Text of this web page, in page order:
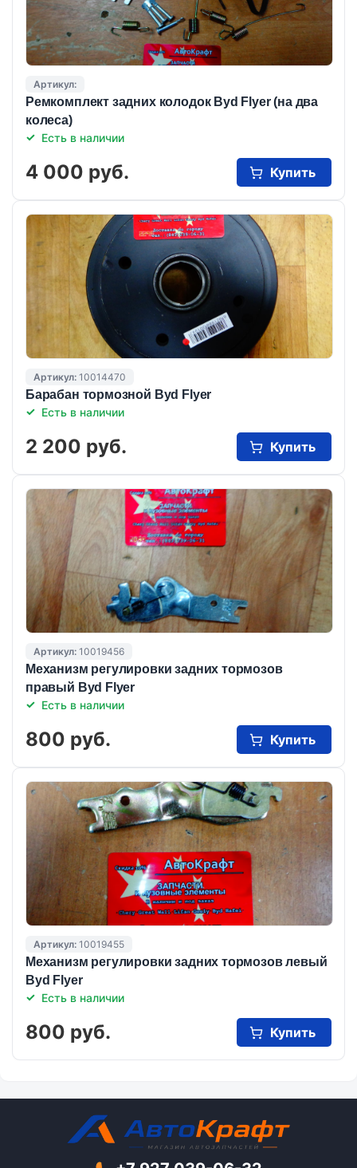
Артикул:
Ремкомплект задних колодок Byd Flyer (на два
колеса)
Есть в наличии
4 000 руб. Купить
Артикул: 10014470
Барабан тормозной Byd Flyer
Есть в наличии
2 200 руб. Купить
Артикул: 10019456
Механизм регулировки задних тормозов
правый Byd Flyer
Есть в наличии
800 руб. Купить
Артикул: 10019455
Механизм регулировки задних тормозов левый
Byd Flyer
Есть в наличии
800 руб. Купить